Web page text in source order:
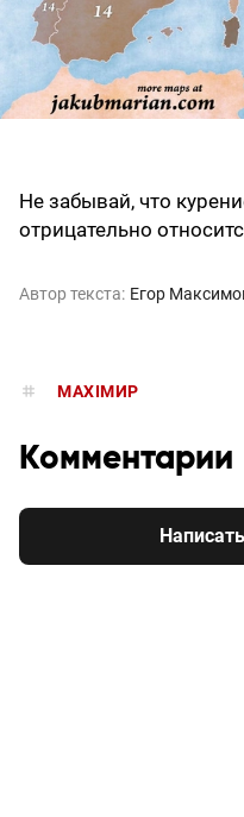
Не забывай, что
отрицательно
Автор текста: Егор
MAXIMИР
Комментарии